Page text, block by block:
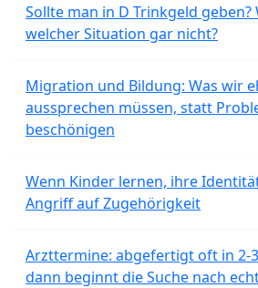
Sollte man in D Trinkgeld geben?
welcher Situation gar nicht?
Migration und Bildung: Was wir
aussprechen müssen, statt
beschönigen
Wenn Kinder lernen, ihre
Angriff auf Zugehörigkeit
Arzttermine: abgefertigt oft in 2-
dann beginnt die Suche nach